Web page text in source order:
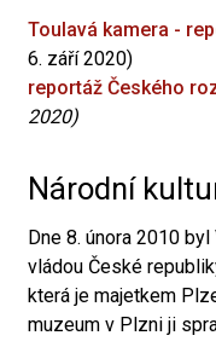
Toulavá kamera -
6. září 2020)
reportáž Českého
2020)
Národní
Dne 8. února 2010
vládou České
která je majetkem
muzeum v Plzni ji